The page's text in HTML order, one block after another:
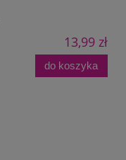
13,99 zł
do koszyka